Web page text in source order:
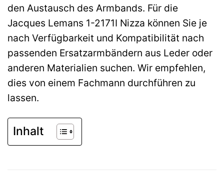
den Austausch des Armbands. Für die
Jacques Lemans 1-2171I Nizza können Sie je
nach Verfügbarkeit und Kompatibilität nach
passenden Ersatzarmbändern aus Leder oder
anderen Materialien suchen. Wir empfehlen,
dies von einem Fachmann durchführen zu
lassen.
Inhalt